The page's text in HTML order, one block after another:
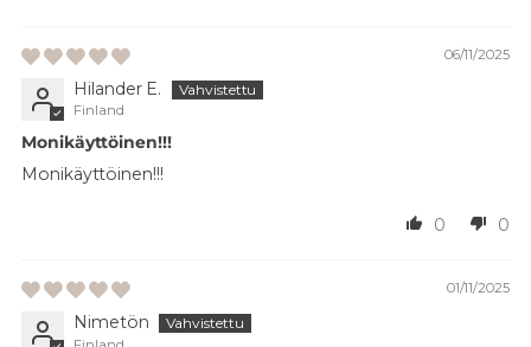
06/11/2025
Hilander E.
Finland
Monikäyttöinen!!!
Monikäyttöinen!!!
0 0
01/11/2025
Nimetön